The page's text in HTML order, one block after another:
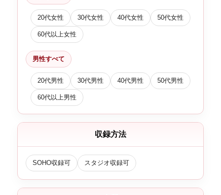
20代女性 30代女性 40代女性 50代女性
60代以上女性
男性すべて
20代男性 30代男性 40代男性 50代男性
60代以上男性
収録方法
SOHO収録可 スタジオ収録可